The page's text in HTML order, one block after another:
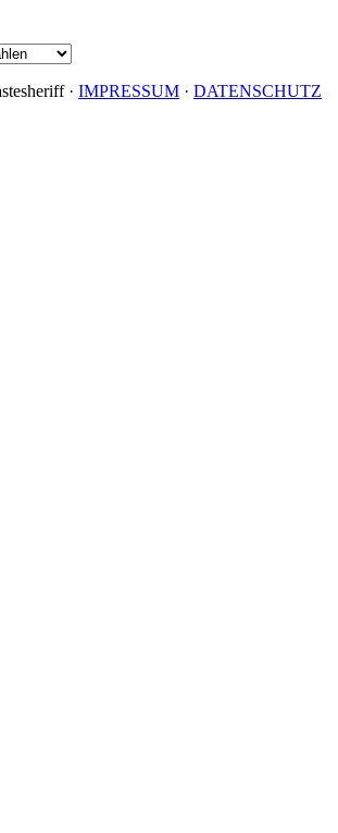
· IMPRESSUM · DATENSCHUTZ